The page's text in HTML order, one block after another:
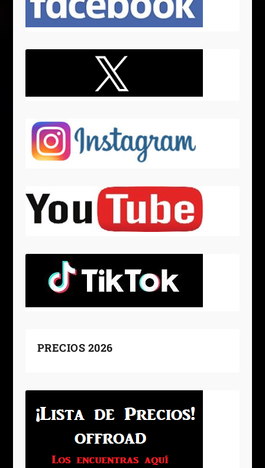
PRECIOS 2026